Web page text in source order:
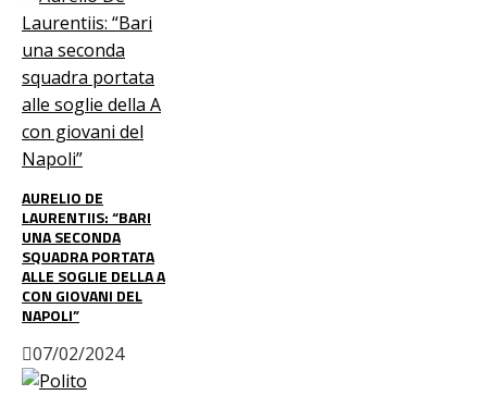
AURELIO DE
LAURENTIIS: “BARI
UNA SECONDA
SQUADRA PORTATA
ALLE SOGLIE DELLA A
CON GIOVANI DEL
NAPOLI”
07/02/2024